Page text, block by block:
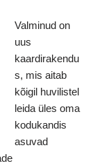
Valminud on
uus
kaardirakendu
s, mis aitab
kõigil huvilistel
leida üles oma
kodukandis
asuvad